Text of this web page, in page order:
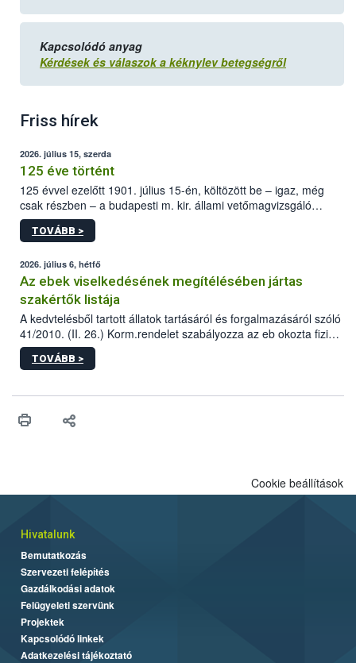
Kapcsolódó anyag
Kérdések és válaszok a kéknylev betegségről
Friss hírek
2026. július 15, szerda
125 éve történt
125 évvel ezelőtt 1901. július 15-én, költözött be – igaz, még
csak részben – a budapesti m. kir. állami vetőmagvizsgáló
állomás a Kis Rókus utca 15. szám alatti, Czigler Győző által
tervezett új épületébe.
TOVÁBB >
2026. július 6, hétfő
Az ebek viselkedésének megítélésében jártas
szakértők listája
A kedvtelésből tartott állatok tartásáról és forgalmazásáról szóló
41/2010. (II. 26.) Korm.rendelet szabályozza az eb okozta fizikai
sérülés, illetve ennek veszélye keletkezésekor felmerülő
hatósági feladatokat, valamint a veszélyes eb tartását és annak
vonni az ebek viselkedésének megítélésében jártas szakértőt.
TOVÁBB >
Cookie beállítások
Hivatalunk
Bemutatkozás
Szervezeti felépítés
Gazdálkodási adatok
Felügyeleti szervünk
Projektek
Kapcsolódó linkek
Adatkezelési tájékoztató